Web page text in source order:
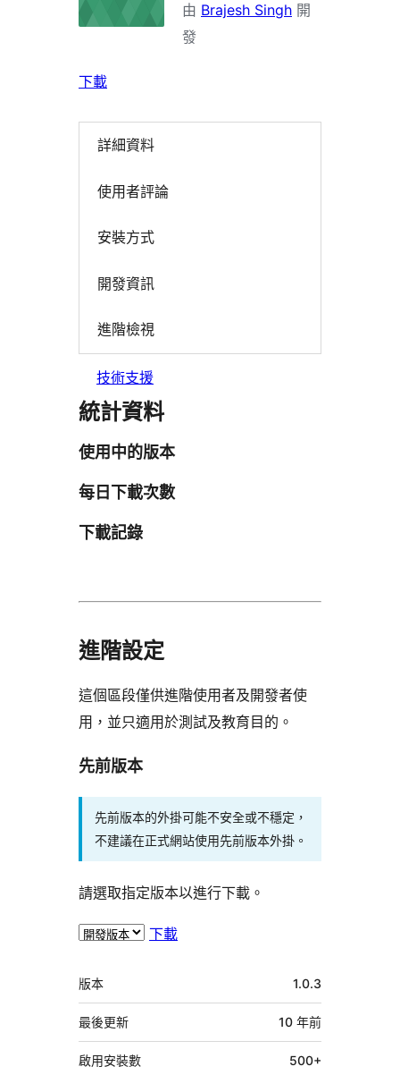
由 Brajesh Singh 開
發
下載
詳細資料
使用者評論
安裝方式
開發資訊
進階檢視
技術支援
統計資料
使用中的版本
每日下載次數
下載記錄
進階設定
這個區段僅供進階使用者及開發者使
用，並只適用於測試及教育目的。
先前版本
先前版本的外掛可能不安全或不穩定，
不建議在正式網站使用先前版本外掛。
請選取指定版本以進行下載。
下載
中
繼
資
料
版本 1.0.3
最後更新 10 年前
啟用安裝數 500+